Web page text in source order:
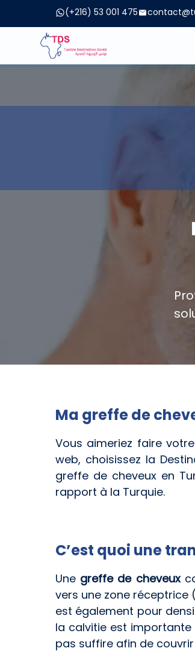
(+216) 53 001 475
Ma greffe de
Vous aimeriez faire
web, choisissez la
greffe de cheveux en
rapport à la Turquie.
C’est quoi une
Une greffe de cheveux
vers une zone réceptrice
est également pour
la calvitie est
pas suffire afin de